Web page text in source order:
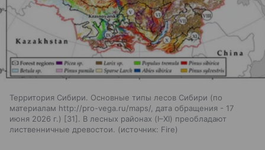
Территория Сибири. Основные типы лесов Сибири (по
материалам http://pro-vega.ru/maps/, дата обращения - 17
июня 2026 г.) [31]. В лесных районах (I–XI) преобладают
лиственничные древостои.
источник: Fire